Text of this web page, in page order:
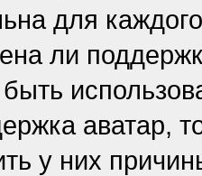
для
ли
быть
аватар,
у них